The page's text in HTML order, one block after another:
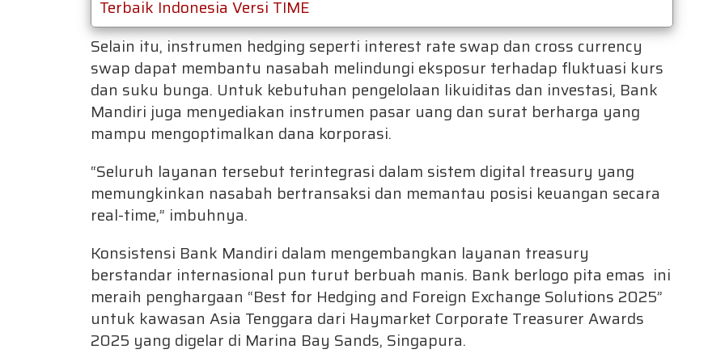
Terbaik Indonesia Versi TIME
Selain itu, instrumen hedging seperti interest rate swap dan cross currency
swap dapat membantu nasabah melindungi eksposur terhadap fluktuasi kurs
dan suku bunga. Untuk kebutuhan pengelolaan likuiditas dan investasi, Bank
Mandiri juga menyediakan instrumen pasar uang dan surat berharga yang
mampu mengoptimalkan dana korporasi.
“Seluruh layanan tersebut terintegrasi dalam sistem digital treasury yang
memungkinkan nasabah bertransaksi dan memantau posisi keuangan secara
real-time,” imbuhnya.
Konsistensi Bank Mandiri dalam mengembangkan layanan treasury
berstandar internasional pun turut berbuah manis. Bank berlogo pita emas ini
meraih penghargaan “Best for Hedging and Foreign Exchange Solutions 2025”
untuk kawasan Asia Tenggara dari Haymarket Corporate Treasurer Awards
2025 yang digelar di Marina Bay Sands, Singapura.